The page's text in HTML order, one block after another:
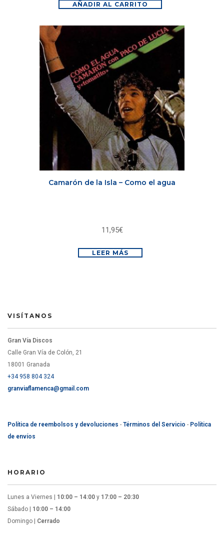
AÑADIR AL CARRITO
Camarón de la Isla – Como el agua
11,95€
LEER MÁS
VISÍTANOS
Gran Vía Discos
Calle Gran Vía de Colón, 21
18001 Granada
+34 958 804 324
granviaflamenca@gmail.com
Política de reembolsos y devoluciones - Términos del Servicio - Política
de envíos
HORARIO
Lunes a Viernes | 10:00 – 14:00 y 17:00 – 20:30
Sábado | 10:00 – 14:00
Domingo | Cerrado